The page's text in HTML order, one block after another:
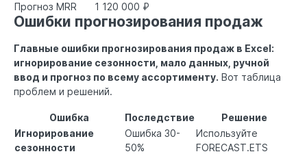
Прогноз MRR
1 120 000 ₽
Ошибки прогнозирования продаж
Главные ошибки прогнозирования продаж в Excel:
игнорирование сезонности, мало данных, ручной
ввод и прогноз по всему ассортименту. Вот таблица
проблем и решений.
Ошибка Последствие
Решение
Игнорирование
сезонности
Ошибка 30-
50%
Используйте
FORECAST.ETS